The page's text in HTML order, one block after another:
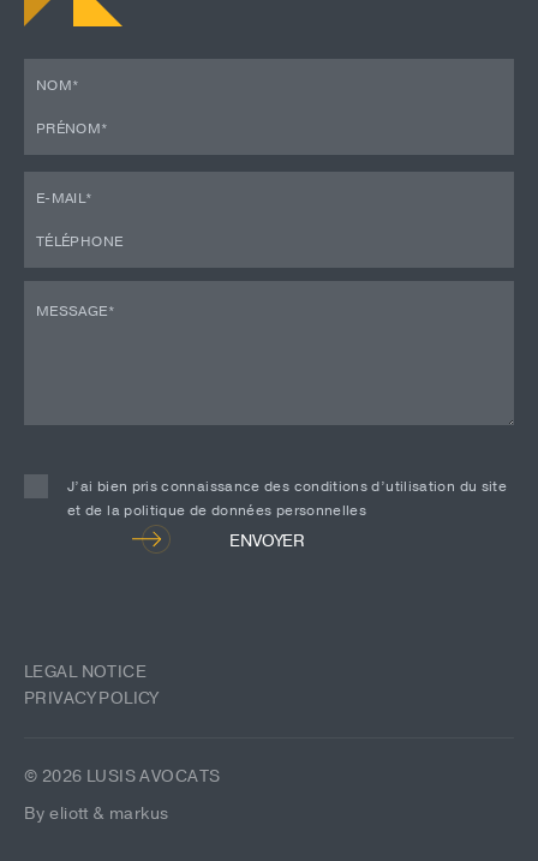
J’ai bien pris connaissance des conditions d’utilisation du site
et de la politique de données personnelles
ENVOYER
© 2026 LUSIS AVOCATS
LEGAL NOTICE
PRIVACY POLICY
By eliott & markus